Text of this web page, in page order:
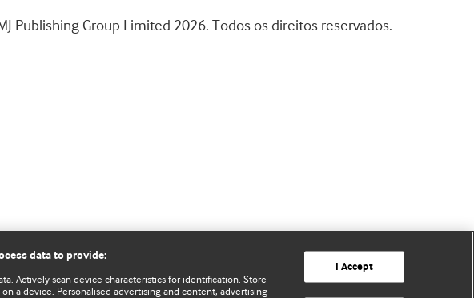
Publishing Group Limited 2026. Todos os direitos reservados.
data to provide:
Actively scan device characteristics for identification. Store
a device. Personalised advertising and content, advertising
I Accept